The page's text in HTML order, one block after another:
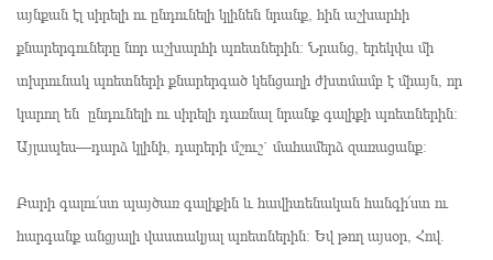
այնքան էլ սիրելի ու ընդունելի կլինեն նրանք, հին աշխարհի
քնարերգուները նոր աշխարհի պոետներին։ Նրանց, երեկվա մի
տխրունակ պոետների քնարերգած կենցաղի ժխտմամբ է միայն, որ
կարող են ընդունելի ու սիրելի դառնալ նրանք գալիքի պոետներին։
Այլապես—դարձ կլինի, դարերի մշուշ` մահամերձ զառացանք։
Բարի գալու՜ստ պայծառ գալիքին և հավիտենական հանգի՜ստ ու
հարգանք անցյալի վաստակյալ պոետներին։ Եվ թող այսօր, Հով.